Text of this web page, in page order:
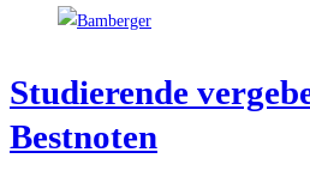
Stu­die­ren­de
Bestnoten